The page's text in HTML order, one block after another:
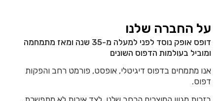
על החברה שלנו
דופס אופק נוסד לפני למעלה מ-35 שנה ומאז מתמחמה
ומוביל בעולמות הדפוס השונים
אנו מתמחים בדפוס דיגיטלי, אופסט, פורמט רחב והפקות
דפוס.